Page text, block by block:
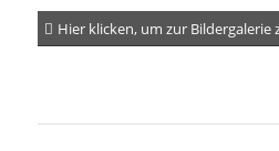
Hier klicken, um zur Bildergalerie